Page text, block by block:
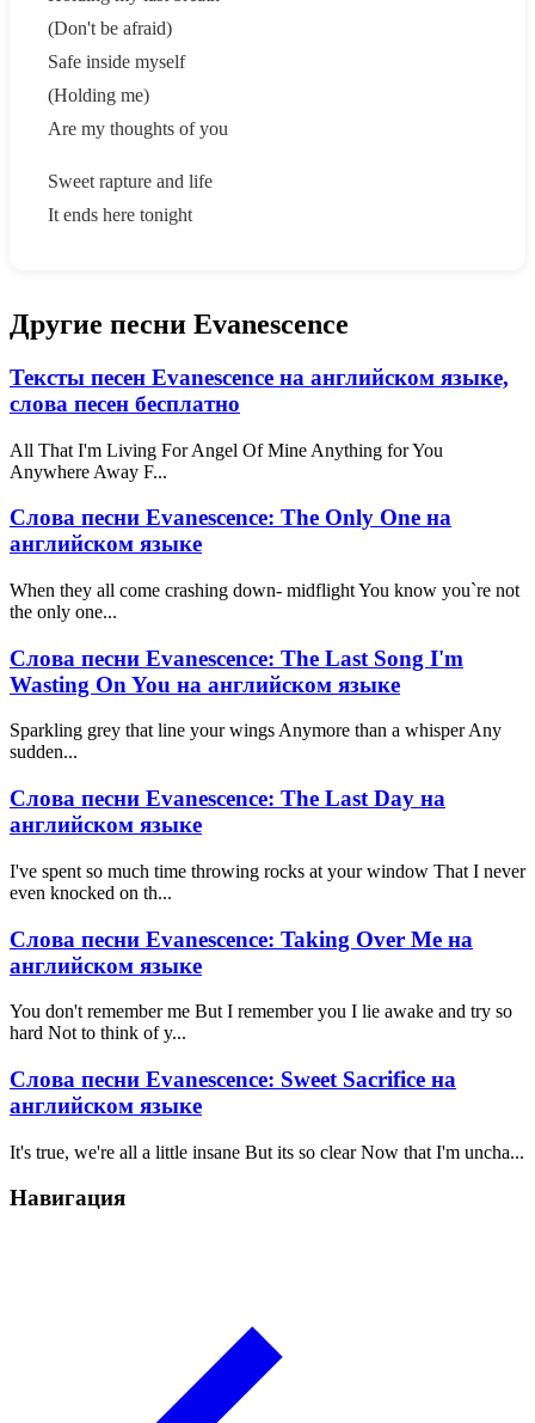
(Don't be afraid)
Safe inside myself
(Holding me)
Are my thoughts of you
Sweet rapture and life
It ends here tonight
Другие песни Evanescence
Тексты песен Evanescence на английском языке,
слова песен бесплатно
All That I'm Living For Angel Of Mine Anything for You
Anywhere Away F...
Слова песни Evanescence: The Only One на
английском языке
When they all come crashing down- midflight You know you`re not
the only one...
Слова песни Evanescence: The Last Song I'm
Wasting On You на английском языке
Sparkling grey that line your wings Anymore than a whisper Any
sudden...
Слова песни Evanescence: The Last Day на
английском языке
I've spent so much time throwing rocks at your window That I never
even knocked on th...
Слова песни Evanescence: Taking Over Me на
английском языке
You don't remember me But I remember you I lie awake and try so
hard Not to think of y...
Слова песни Evanescence: Sweet Sacrifice на
английском языке
It's true, we're all a little insane But its so clear Now that I'm uncha...
Навигация